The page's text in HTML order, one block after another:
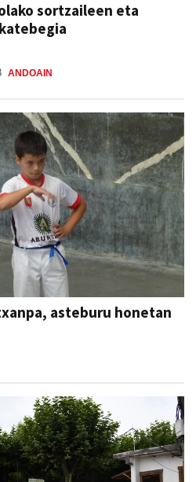
sortzaileen eta
ANDOAIN
asteburu honetan